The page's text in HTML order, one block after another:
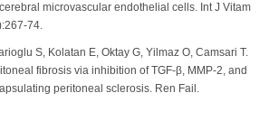
microvascular endothelial cells. Int J Vitam
74.
S, Kolatan E, Oktay G, Yilmaz O, Camsari T.
fibrosis via inhibition of TGF-β, MMP-2, and
peritoneal sclerosis. Ren Fail.